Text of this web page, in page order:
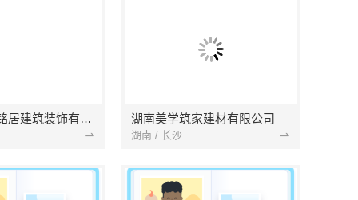
湖北省景苑铭居建筑装饰有限公司 湖南美学筑家建材有限公司
湖南 / 长沙